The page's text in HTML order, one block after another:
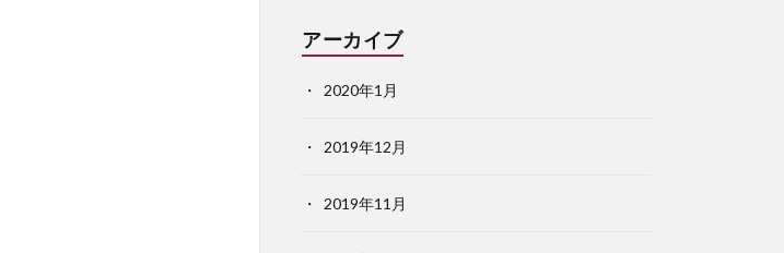
アーカイブ
2020年1月
2019年12月
2019年11月